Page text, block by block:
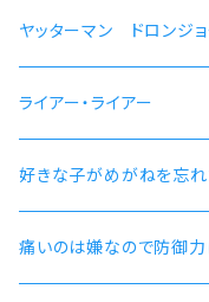
ヤッターマン ドロンジ
ライアー・ライアー
好きな子がめがねを忘
痛いのは嫌なので防御力